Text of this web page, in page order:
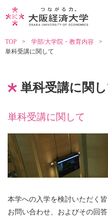
TOP 学部/大学院・教育内容
単科受講に関して
単科受講に関
単科受講に関して
本学への入学を検討いただく
お問い合わせ、およびその回